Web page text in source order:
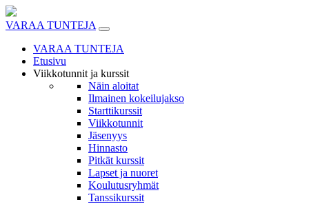
Skip
to
VARAA TUNTEJA
VARAA TUNTEJA
Etusivu
Viikkotunnit ja kurssit
Näin aloitat
Ilmainen kokeilujakso
Starttikurssit
Viikkotunnit
Jäsenyys
Hinnasto
Pitkät kurssit
Lapset ja nuoret
Koulutusryhmät
Tanssikurssit